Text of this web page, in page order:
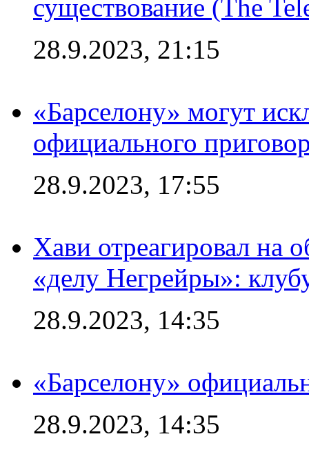
существование (The
28.9.2023, 21:15
«Барселону» могут
официального
28.9.2023, 17:55
Хави отреагировал на
«делу Негрейры»:
28.9.2023, 14:35
«Барселону»
28.9.2023, 14:35